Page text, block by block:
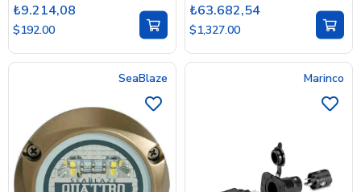
₺9.214,08
$192.00
₺63.682,54
$1,327.00
SeaBlaze Marinco